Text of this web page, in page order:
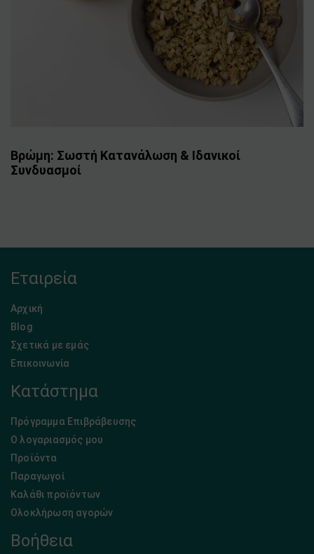
Βρώμη: Σωστή Κατανάλωση & Ιδανικοί
Συνδυασμοί
Εταιρεία
Αρχική
Blog
Σχετικά με εμάς
Επικοινωνία
Κατάστημα
Πρόγραμμα Επιβράβευσης
Ο λογαριασμός μου
Προϊόντα
Παραγωγοί
Καλάθι προϊόντων
Ολοκλήρωση αγορών
Βοήθεια